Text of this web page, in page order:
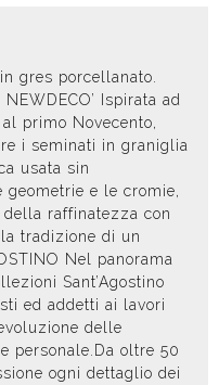
gres porcellanato.
Ispirata ad
primo Novecento,
i seminati in graniglia
usata sin
geometrie e le cromie,
della raffinatezza con
tradizione di un
Nel panorama
Sant’Agostino
ed addetti ai lavori
delle
personale.Da oltre 50
ogni dettaglio dei